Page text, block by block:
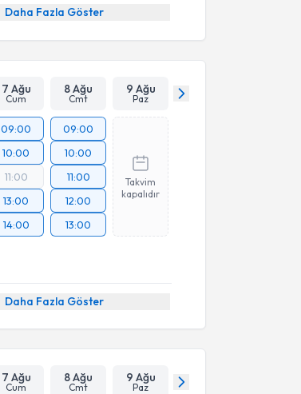
Daha Fazla Göster
7 Ağu
Cum
8 Ağu
Cmt
9 Ağu
Paz
09:00
10:00
11:00
13:00
14:00
09:00
10:00
11:00
12:00
13:00
Takvim
kapalıdır
Daha Fazla Göster
7 Ağu
Cum
8 Ağu
Cmt
9 Ağu
Paz